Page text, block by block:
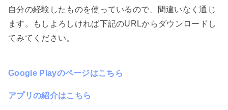
自分の経験したものを使っているので、間違いなく通じ
ます。もしよろしければ下記のURLからダウンロードし
てみてください。
Google Playのページはこちら
アプリの紹介はこちら